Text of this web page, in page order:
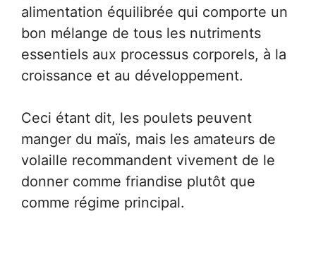
alimentation équilibrée qui comporte un
bon mélange de tous les nutriments
essentiels aux processus corporels, à la
croissance et au développement.
Ceci étant dit, les poulets peuvent
manger du maïs, mais les amateurs de
volaille recommandent vivement de le
donner comme friandise plutôt que
comme régime principal.